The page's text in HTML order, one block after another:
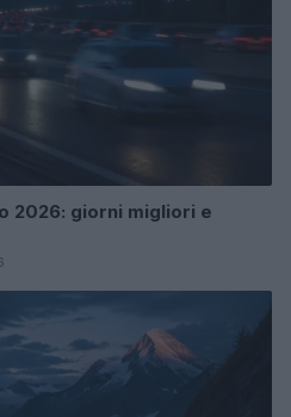
2026: giorni migliori e